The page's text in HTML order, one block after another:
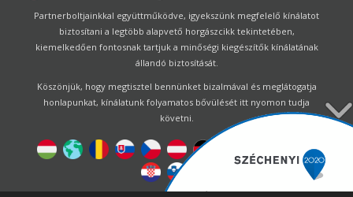
Partnerboltjainkkal együttműködve, igyekszünk megfelelő kínálatot
biztosítani a legtöbb alapvető horgászcikk tekintetében,
kiemelkedően fontosnak tartjuk a minőségi kiegészítők kínálatának
állandó biztosítását.
Köszönjük, hogy megtisztel bennünket bizalmával és meglátogatja
honlapunkat, kínálatunk folyamatos bővülését itt nyomon tudja
követni.